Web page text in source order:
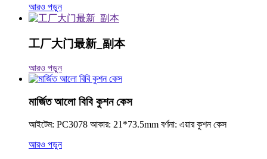
আরও পড়ুন
工厂大门最新_副本
আরও পড়ুন
মার্জিত আলো বিবি কুশন কেস
আইটেম: PC3078 আকার: 21*73.5mm বর্ণনা: এয়ার কুশন কেস
আরও পড়ুন